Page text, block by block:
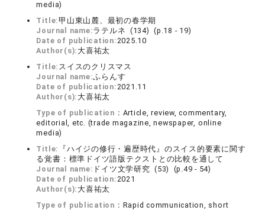
media)
Title:甲山東山麓、最初の春学期
Journal name:ラテルネ (134) (p.18 - 19)
Date of publication:2025.10
Author(s): 大喜祐太
Title: スイスのクリスマス
Journal name:ふらんす
Date of publication:2021.11
Author(s): 大喜祐太
Type of publication： Article, review, commentary,
editorial, etc. (trade magazine, newspaper, online
media)
Title:
『ハイジの修行・遍歴時代』のスイス的要素に関す
る覚書：標準ドイツ語版テクストとの比較を通して
Journal name: ドイツ文学研究 (53) (p.49 - 54)
Date of publication:2021
Author(s): 大喜祐太
Type of publication： Rapid communication, short